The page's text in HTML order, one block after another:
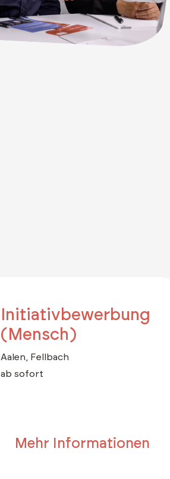
Initiativbewerbung
(Mensch)
Aalen, Fellbach
ab sofort
Mehr Informationen